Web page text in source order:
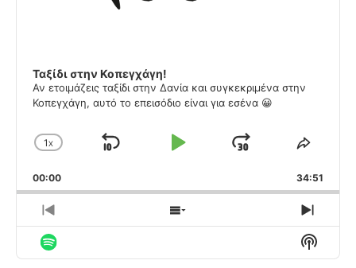
Ταξίδι στην Κοπεγχάγη!
Αν ετοιμάζεις ταξίδι στην Δανία και συγκεκριμένα στην
Κοπεγχάγη, αυτό το επεισόδιο είναι για εσένα 😀
CHANGE
RATE
1X
SKIP
PLAY
JUMP
FORWARD
SHARE
00:00 34:51
PREVIOUS
EPISODE
SHOW
EPISODES
NEXT
Show